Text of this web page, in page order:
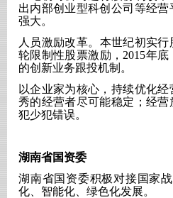
出内部创业型科创公司等经
强大。
人员激励改革。本世纪初实行
轮限制性股票激励，2015年
的创新业务跟投机制。
以企业家为核心，持续优化
秀的经营者尽可能稳定；经
犯少犯错误。
湖南省国资委
湖南省国资委积极对接国家
化、智能化、绿色化发展。